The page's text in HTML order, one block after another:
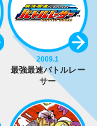
2009.1
最強最速バトルレー
サー